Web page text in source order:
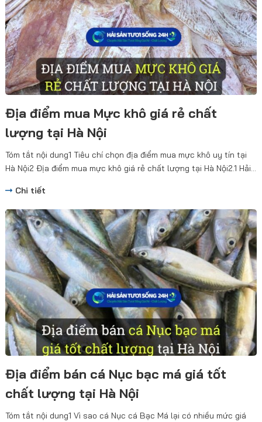
Địa điểm mua Mực khô giá rẻ chất
lượng tại Hà Nội
Tóm tắt nội dung1 Tiêu chí chọn địa điểm mua mực khô uy tín tại
Hà Nội2 Địa điểm mua mực khô giá rẻ chất lượng tại Hà Nội2.1 Hải...
Chi tiết
Địa điểm bán cá Nục bạc má giá tốt
chất lượng tại Hà Nội
Tóm tắt nội dung1 Vì sao cá Nục cá Bạc Má lại có nhiều mức giá